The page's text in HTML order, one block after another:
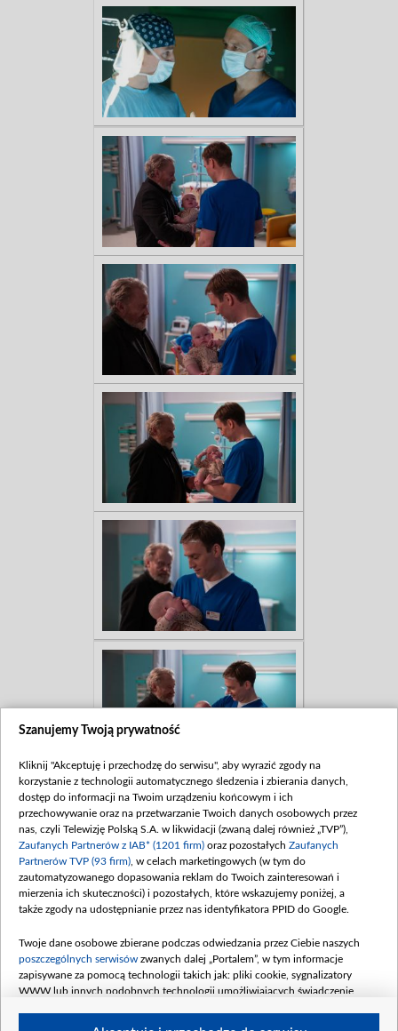
Szanujemy Twoją prywatność
Kliknij "Akceptuję i przechodzę do serwisu", aby wyrazić zgody na
korzystanie z technologii automatycznego śledzenia i zbierania danych,
dostęp do informacji na Twoim urządzeniu końcowym i ich
przechowywanie oraz na przetwarzanie Twoich danych osobowych przez
nas, czyli Telewizję Polską S.A. w likwidacji (zwaną dalej również „TVP”),
Zaufanych Partnerów z IAB* (1201 firm) oraz pozostałych Zaufanych
Partnerów TVP (93 firm) , w celach marketingowych (w tym do
zautomatyzowanego dopasowania reklam do Twoich zainteresowań i
mierzenia ich skuteczności) i pozostałych, które wskazujemy poniżej, a
także zgody na udostępnianie przez nas identyfikatora PPID do Google.
Twoje dane osobowe zbierane podczas odwiedzania przez Ciebie naszych
poszczególnych serwisów zwanych dalej „Portalem”, w tym informacje
zapisywane za pomocą technologii takich jak: pliki cookie, sygnalizatory
WWW lub innych podobnych technologii umożliwiających świadczenie